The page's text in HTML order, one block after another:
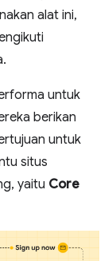
alat ini,
untuk
berikan
untuk
situs
yaitu Core